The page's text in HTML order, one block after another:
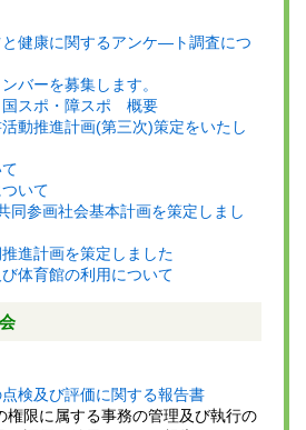
健康に関するアンケ―ト調査につ
バーを募集します。
国スポ・障スポ 概要
動推進計画(第三次)策定をいたし
いて
同参画社会基本計画を策定しまし
進計画を策定しました
体育館の利用について
検及び評価に関する報告書
権限に属する事務の管理及び執行の